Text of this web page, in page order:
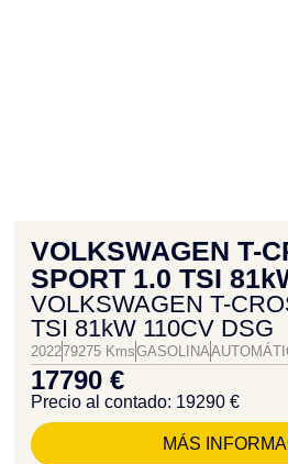
VOLKSWAGEN T-
SPORT 1.0 TSI
VOLKSWAGEN T-
TSI 81kW 110CV DSG
202279275 KmsGASOLINA
17790 €
Precio al contado: 19290 €
MÁS